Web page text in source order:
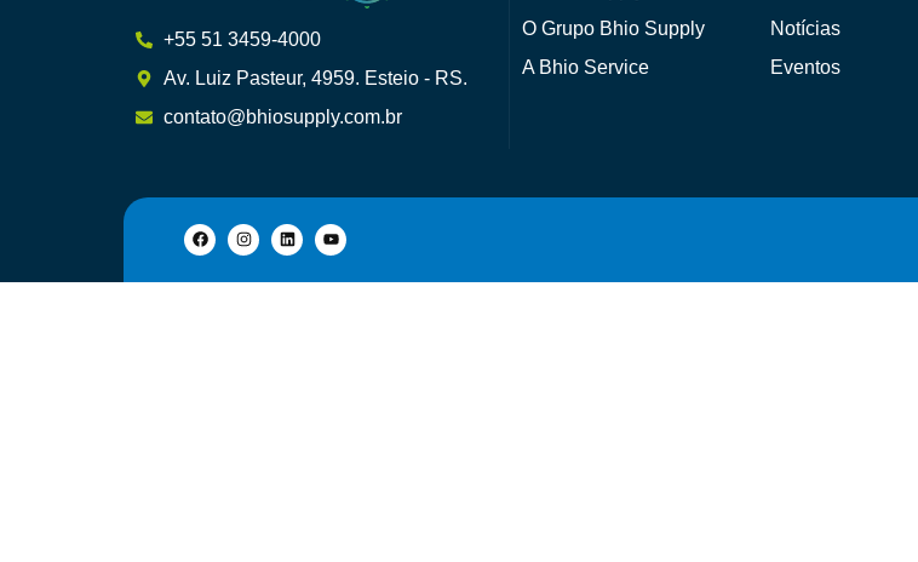
+55 51 3459-4000
Av. Luiz Pasteur, 4959. Esteio - RS.
contato@bhiosupply.com.br
O Grupo Bhio Supply
A Bhio Service
Notícias
Eventos